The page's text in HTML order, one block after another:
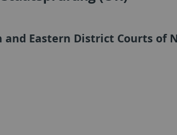
Eastern District Courts of